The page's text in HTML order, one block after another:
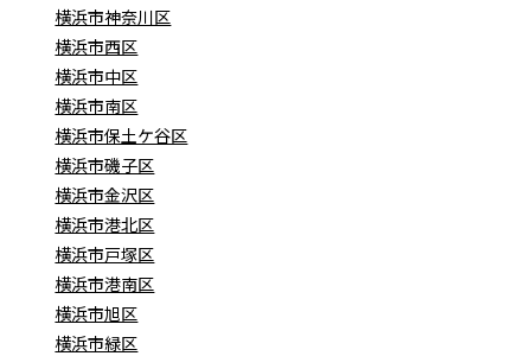
横浜市神奈川区
横浜市西区
横浜市中区
横浜市南区
横浜市保土ケ谷区
横浜市磯子区
横浜市金沢区
横浜市港北区
横浜市戸塚区
横浜市港南区
横浜市旭区
横浜市緑区